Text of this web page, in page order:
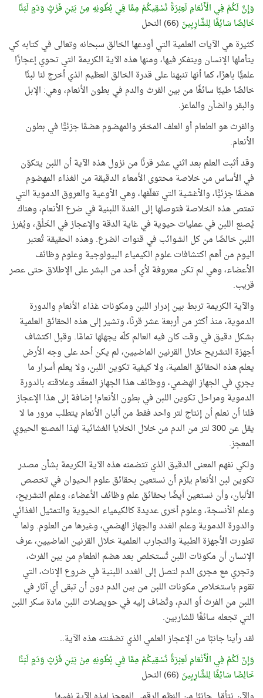
وَإِنَّ لَكُمْ فِي الْأَنْعَامِ لَعِبْرَةً نُسْقِيكُمْ مِمَّا فِي بُطُونِهِ مِنْ بَيْنِ فَرْثٍ وَدَمٍ لَبَنًا
خَالِصًا سَائِغًا لِلشَّارِبِينَ (66) النحل
كثيرة هي الآيات العلمية التي أودعها الخالق سبحانه وتعالى في كتابه كي
يتأملها الإنسان ويتفكر فيها، ومنها هذه الآية الكريمة التي تحوي إعجازًا
علميًّا باهرًا، كما أنها تنبهنا على قدرة الخالق العظيم الذي أخرج لنا لبنًا
خالصًا طيبًا سائغًا من بين الفرث والدم في بطون الأنعام، وهي: الإبل
والبقر والضأن والماعز.
والفرث هو الطعام أو العلف المخمّر والمهضوم هضمًا جزئيًّا في بطون
الأنعام.
وقد أثبت العلم بعد اثني عشر قرنًا من نزول هذه الآية أن اللبن يتكوّن
في الأساس من خلاصة محتوى الأمعاء الدقيقة من الغذاء المهضوم
هضمًا جزئيًّا، والأغشية التي تغلّفها، وهي الأوعية والعروق الدموية التي
تمتص هذه الخلاصة فتوصلها إلى الغدة اللبنية في ضرع الأنعام، وهناك
يُصنع اللبن في عمليات حيوية في غاية الدقة والإعجاز في الخَلْق، ويُفرز
اللبن خالصًا من كل الشوائب في قنوات الضرع. وهذه الحقيقة تُعتبر
اليوم من أهم اكتشافات علوم الكيمياء البيولوجية وعلوم وظائف
الأعضاء، وهي لم تكن معروفة لأي أحد من البشر على الإطلاق حتى عصر
قريب.
والآية الكريمة تربط بين إدرار اللبن ومكونات غذاء الأنعام والدورة
الدموية، منذ أكثر من أربعة عشر قرنًا، وتشير إلى هذه الحقائق العلمية
بشكل دقيق في وقت كان فيه العالم كلّه يجهلها تمامًا. وقبل اكتشاف
أجهزة التشريح خلال القرنين الماضيين، لم يكن أحد على وجه الأرض
يعلم هذه الحقائق العلمية، ولا كيفية تكوين اللبن، ولا يعلم أسرار ما
يجري في الجهاز الهضمي، ووظائف هذا الجهاز المعقّد وعلاقته بالدورة
الدموية ومراحل تكوين اللبن في بطون الأنعام! إضافة إلى هذا الإعجاز
فلنا أن نعلم أن إنتاج لتر واحد فقط من ألبان الأنعام يتطلب مرور ما لا
يقل عن 300 لتر من الدم من خلال الخلايا الغشائية لهذا المصنع الحيوي
المعجز.
ولكي نفهم المعنى الدقيق الذي تتضمنه هذه الآية الكريمة بشأن مصدر
تكوين لبن الأنعام يلزم أن نستعين بحقائق علوم الحيوان في تخصص
الألبان، وأن نستعين أيضًا بحقائق علم وظائف الأعضاء، وعلم التشريح،
وعلم الأنسجة، وعلوم أخرى عديدة كالكيمياء الحيوية والتمثيل الغذائي
والدورة الدموية وعلم الغدد والجهاز الهضمي، وغيرها من العلوم. ولما
تطورت الأجهزة الطبية والتجارب العلمية خلال القرنين الماضيين، عرف
الإنسان أن مكونات اللبن تُستخلص بعد هضم الطعام من بين الفرث،
وتجري مع مجرى الدم لتصل إلى الغدد اللبنية في ضروع الإناث، التي
تقوم باستخلاص مكونات اللبن من بين الدم دون أن تبقى أي آثار في
اللبن من الفرث أو الدم، وتُضاف إليه في حويصلات اللبن مادة سكر اللبن
التي تجعله سائغًا للشاربين.
لقد رأينا جانبًا من الإعجاز العلمي الذي تضمّنته هذه الآية..
وَإِنَّ لَكُمْ فِي الْأَنْعَامِ لَعِبْرَةً نُسْقِيكُمْ مِمَّا فِي بُطُونِهِ مِنْ بَيْنِ فَرْثٍ وَدَمٍ لَبَنًا
خَالِصًا سَائِغًا لِلشَّارِبِينَ (66) النحل